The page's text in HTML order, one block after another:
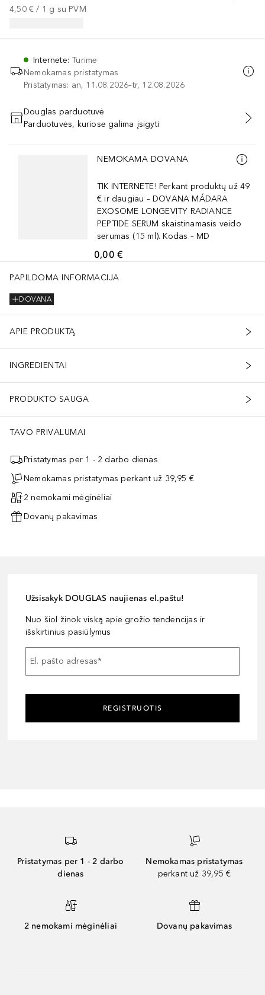
4,50 € / 1 g su PVM
Internete:Turime
Nemokamas pristatymas
Pristatymas: an, 11.08.2026–tr, 12.08.2026
PRIDĖTI Į KREPŠELĮ
Douglas parduotuvė
Parduotuvės, kuriose galima įsigyti
Praleisti slankiklį
NEMOKAMA DOVANA
TIK INTERNETE! Perkant produktų už 49
€ ir daugiau – DOVANA MÁDARA
EXOSOME LONGEVITY RADIANCE
PEPTIDE SERUM skaistinamasis veido
serumas (15 ml). Kodas – MD
0,00 €
PAPILDOMA INFORMACIJA
DOVANA
APIE PRODUKTĄ
INGREDIENTAI
PRODUKTO SAUGA
TAVO PRIVALUMAI
Pristatymas per 1 - 2 darbo dienas
Nemokamas pristatymas perkant už 39,95 €
2 nemokami mėginėliai
Dovanų pakavimas
Užsisakyk DOUGLAS naujienas el.paštu!
Nuo šiol žinok viską apie grožio tendencijas ir
išskirtinius pasiūlymus
El. pašto adresas*
REGISTRUOTIS
Pristatymas per 1 - 2 darbo
dienas
Nemokamas pristatymas
perkant už 39,95 €
2 nemokami mėginėliai Dovanų pakavimas